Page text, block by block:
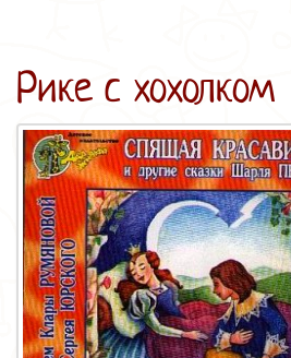
Рике с хохолком